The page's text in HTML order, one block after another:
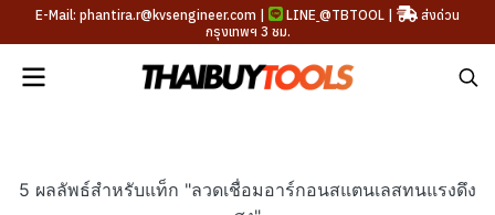
E-Mail: phantira.r@kvsengineer.com | LINE @TBTOOL |
ส่งด่วน
กรุงเทพฯ 3 ชม.
5 ผลลัพธ์สำหรับแท็ก "ลวดเชื่อมอาร์กอนสแตนเลสทนแรงดึง